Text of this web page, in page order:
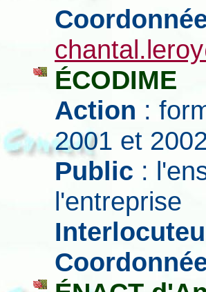
ÉCODIME
Action :
2001 et
Public :
l'entreprise